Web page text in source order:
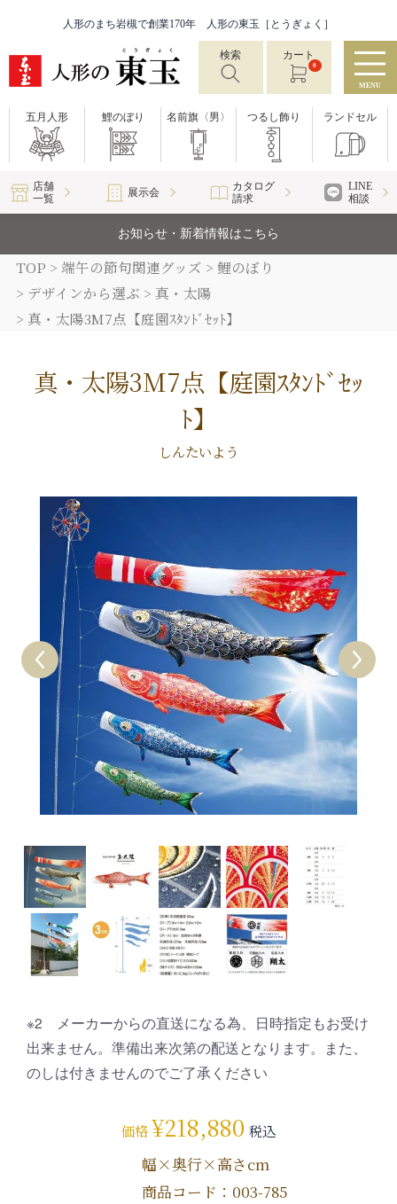
人形のまち岩槻で創業170年 人形の東玉［とうぎょく］
検索 カート
0
MENU
五月人形 鯉のぼり 名前旗〈男〉 つるし飾り ランドセル
店舗
一覧
展示会
カタログ
請求
LINE
相談
お知らせ・新着情報はこちら
TOP 端午の節句関連グッズ
鯉のぼり
デザインから選ぶ
真・太陽
真・太陽3M7点【庭園ｽﾀﾝﾄﾞｾｯﾄ】
真・太陽3M7点【庭園ｽﾀﾝﾄﾞｾｯ
ﾄ】
しんたいよう
※2 メーカーからの直送になる為、日時指定もお受け
出来ません。準備出来次第の配送となります。また、
のしは付きませんのでご了承ください
価格 ¥218,880 税込
幅×奥行×高さcm
商品コード：003-785